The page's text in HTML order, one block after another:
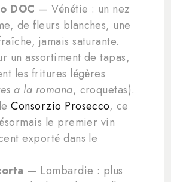
DOC — Vénétie : un nez
de fleurs blanches, une
jamais saturante.
un assortiment de tapas,
les fritures légères
a la romana, croquetas).
Consorzio Prosecco, ce
le premier vin
exporté dans le
— Lombardie : plus